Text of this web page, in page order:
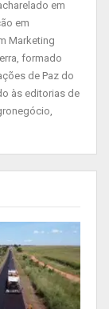
chamado
em
em
Marketing
formado
de Paz do
às editorias de